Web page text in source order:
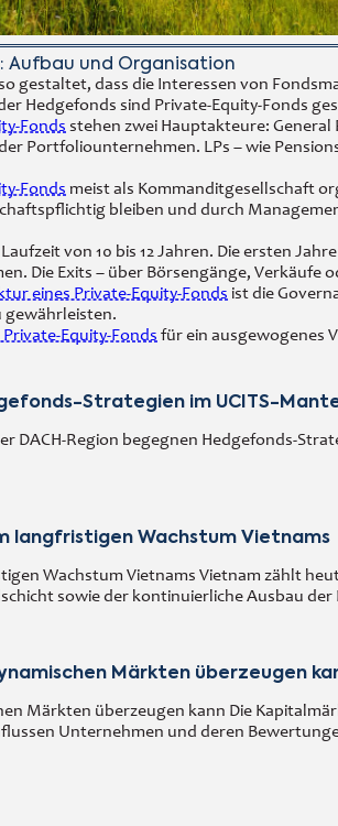
Aufbau und Organisation
gestaltet, dass die Interessen von
Hedgefonds sind Private-Equity-Fonds
Fonds stehen zwei Hauptakteure:
Portfoliounternehmen. LPs – wie
Fonds meist als Kommanditgesellschaft
bleiben und durch
von 10 bis 12 Jahren. Die ersten
Die Exits – über Börsengänge, Verkäufe
eines Private-Equity-Fonds ist die
gewährleisten.
Equity-Fonds für ein ausgewogenes
Strategien im UCITS-
DACH-Region begegnen Hedgefonds-
langfristigen Wachstum Vietnams
Wachstum Vietnams Vietnam zählt
sowie der kontinuierliche Ausbau der
Märkten überzeugen
Märkten überzeugen kann Die
Unternehmen und deren